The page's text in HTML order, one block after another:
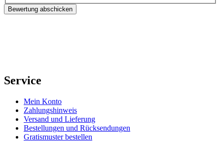
Bewertung abschicken
Service
Mein Konto
Zahlungshinweis
Versand und Lieferung
Bestellungen und Rücksendungen
Gratismuster bestellen